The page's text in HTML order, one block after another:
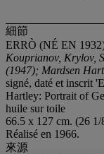
細節
ERRÒ (NÉ EN
Kouprianov, Krylov,
(1947); Mardsen
signé, daté et inscrit
Hartley: Portrait of
huile sur toile
66.5 x 127 cm. (26
Réalisé en 1966.
來源